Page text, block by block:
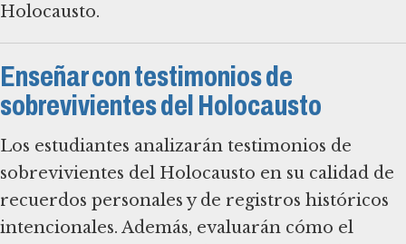
Holocausto.
Enseñar con testimonios de
sobrevivientes del Holocausto
Los estudiantes analizarán testimonios de
sobrevivientes del Holocausto en su calidad de
recuerdos personales y de registros históricos
intencionales. Además, evaluarán cómo el